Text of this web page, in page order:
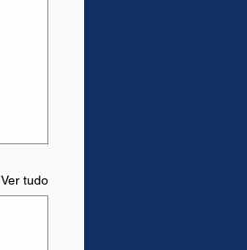
Ver tudo